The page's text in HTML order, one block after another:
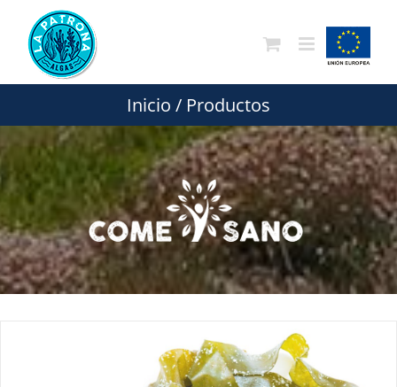
contenido
Inicio / Productos